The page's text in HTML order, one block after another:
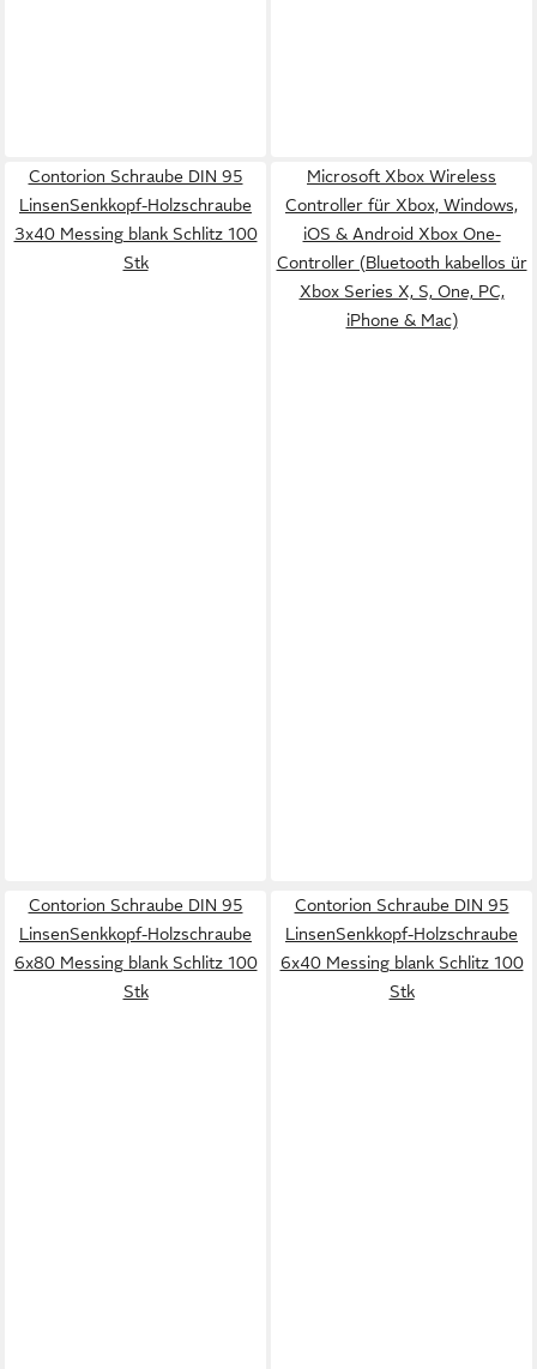
Contorion Schraube DIN 95
LinsenSenkkopf-Holzschraube
3x40 Messing blank Schlitz 100
Stk
Microsoft Xbox Wireless
Controller für Xbox, Windows,
iOS & Android Xbox One-
Controller (Bluetooth kabellos ür
Xbox Series X, S, One, PC,
iPhone & Mac)
Contorion Schraube DIN 95
LinsenSenkkopf-Holzschraube
6x80 Messing blank Schlitz 100
Stk
Contorion Schraube DIN 95
LinsenSenkkopf-Holzschraube
6x40 Messing blank Schlitz 100
Stk